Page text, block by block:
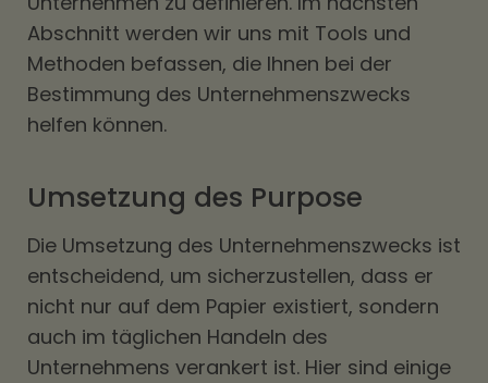
Abschnitt werden wir uns mit Tools und
Methoden befassen, die Ihnen bei der
Bestimmung des Unternehmenszwecks
helfen können.
Umsetzung des Purpose
Die Umsetzung des Unternehmenszwecks ist
entscheidend, um sicherzustellen, dass er
nicht nur auf dem Papier existiert, sondern
auch im täglichen Handeln des
Unternehmens verankert ist. Hier sind einige